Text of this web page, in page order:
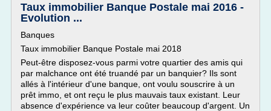
Taux immobilier Banque Postale mai 2016 -
Evolution ...
Banques
Taux immobilier Banque Postale mai 2018
Peut-être disposez-vous parmi votre quartier des amis qui
par malchance ont été truandé par un banquier? Ils sont
allés à l'intérieur d'une banque, ont voulu souscrire à un
prêt immo, et ont reçu le plus mauvais taux existant. Leur
absence d'expérience va leur coûter beaucoup d'argent. Un